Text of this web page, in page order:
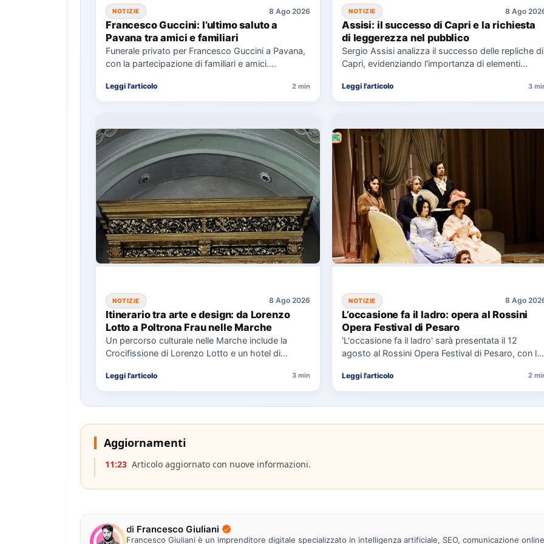
NOTIZIE 8 Ago 2026
Francesco Guccini: l’ultimo saluto a
Pavana tra amici e familiari
Funerale privato per Francesco Guccini a Pavana,
con la partecipazione di familiari e amici.
Leggi l'articolo 2 min
NOTIZIE 8 Ago
Assisi: il successo di Capri e la richiesta
di leggerezza nel pubblico
Sergio Assisi analizza il successo delle repliche di
Capri, evidenziando l'importanza di elementi
Leggi l'articolo 3
NOTIZIE 8 Ago 2026
Itinerario tra arte e design: da Lorenzo
Lotto a Poltrona Frau nelle Marche
Un percorso culturale nelle Marche include la
Crocifissione di Lorenzo Lotto e un hotel di
Leggi l'articolo 3 min
NOTIZIE 8 Ago
L’occasione fa il ladro: opera al Rossini
Opera Festival di Pesaro
'L'occasione fa il ladro' sarà presentata il 12
agosto al Rossini Opera Festival di Pesaro, con la
Leggi l'articolo 2
Aggiornamenti
11:23 Articolo aggiornato con nuove informazioni.
di Francesco Giuliani
Francesco Giuliani è un imprenditore digitale specializzato in intelligenza artificiale, SEO, comunicazione